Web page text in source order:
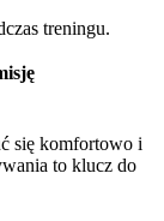
treningu.
się komfortowo i
to klucz do